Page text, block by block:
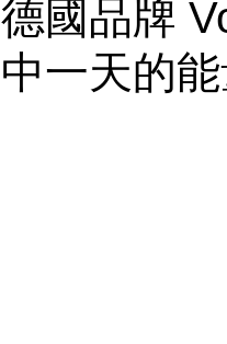
德國品牌
中一天的